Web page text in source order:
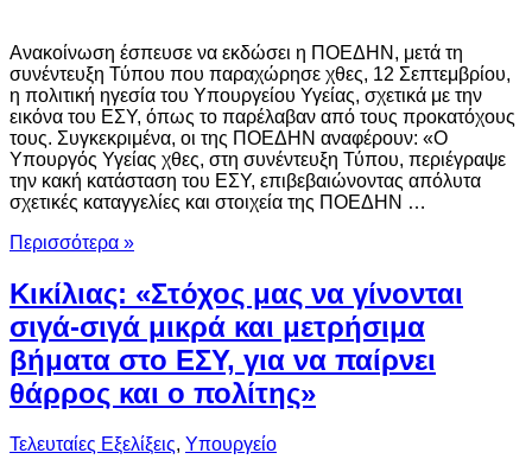
Ανακοίνωση έσπευσε να εκδώσει η ΠΟΕΔΗΝ, μετά τη
συνέντευξη Τύπου που παραχώρησε χθες, 12 Σεπτεμβρίου,
η πολιτική ηγεσία του Υπουργείου Υγείας, σχετικά με την
εικόνα του ΕΣΥ, όπως το παρέλαβαν από τους προκατόχους
τους. Συγκεκριμένα, οι της ΠΟΕΔΗΝ αναφέρουν: «Ο
Υπουργός Υγείας χθες, στη συνέντευξη Τύπου, περιέγραψε
την κακή κατάσταση του ΕΣΥ, επιβεβαιώνοντας απόλυτα
σχετικές καταγγελίες και στοιχεία της ΠΟΕΔΗΝ …
Περισσότερα »
Κικίλιας: «Στόχος μας να γίνονται
σιγά-σιγά μικρά και μετρήσιμα
βήματα στο ΕΣΥ, για να παίρνει
θάρρος και ο πολίτης»
Τελευταίες Εξελίξεις, Υπουργείο